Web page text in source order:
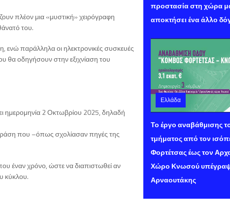
πλέον μια «μυστική» χειρόγραφη
του.
ενώ παράλληλα οι ηλεκτρονικές συσκευές
θα οδηγήσουν στην εξιχνίαση του
ημερομηνία 2 Οκτωβρίου 2025, δηλαδή
που –όπως σχολίασαν πηγές της
έναν χρόνο, ώστε να διαπιστωθεί αν
κύκλου.
προστασία στη χώρα
αποκτήσει ένα άλλο
Ελλάδα
Τετάρτη 05
Το έργο αναβάθμισης
τμήματος από τον
Φορτέτσας έως τον
Χώρο Κνωσού
Αρναουτάκης